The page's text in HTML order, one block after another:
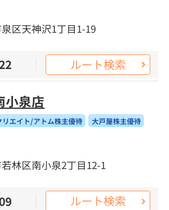
区天神沢1丁目1-19
ルート検索
小泉店
エイト/アトム株主優待 大戸屋株主優待
林区南小泉2丁目12-1
ルート検索